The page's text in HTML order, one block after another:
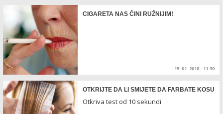
CIGARETA NAS ČINI RUŽNIJIM!
15. 01. 2018 - 11:30
OTKRIJTE DA LI SMIJETE DA FARBATE KOSU
Otkriva test od 10 sekundi